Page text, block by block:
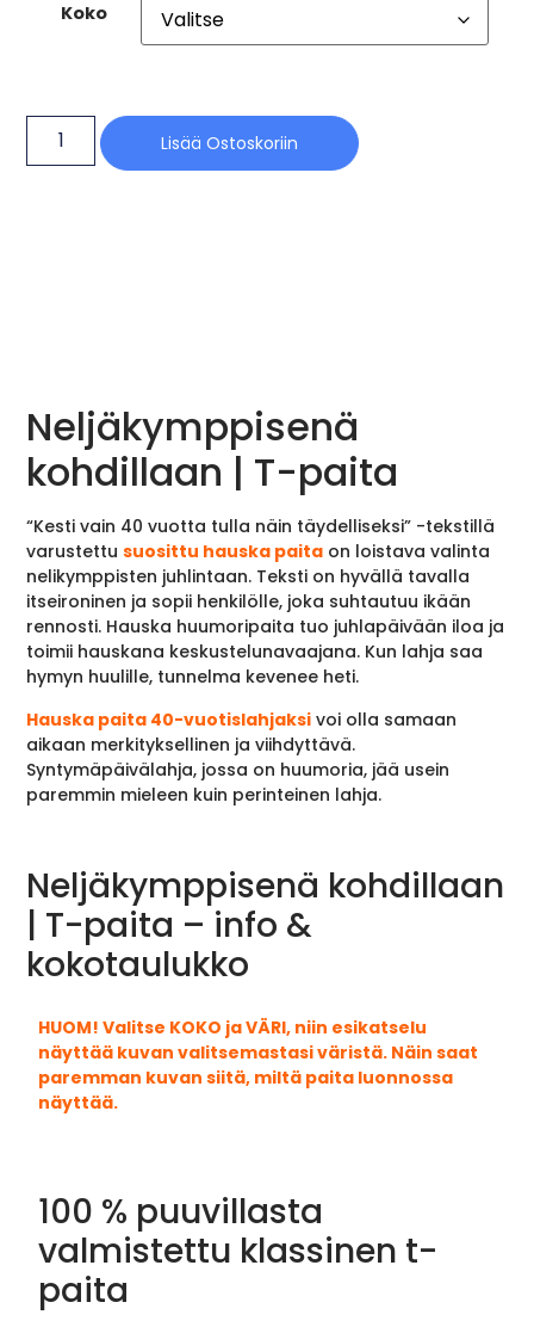
Koko
Lisää Ostoskoriin
Neljäkymppisenä
kohdillaan | T-paita
“Kesti vain 40 vuotta tulla näin täydelliseksi” -tekstillä
varustettusuosittu hauska paita on loistava valinta
nelikymppisten juhlintaan. Teksti on hyvällä tavalla
itseironinen ja sopii henkilölle, joka suhtautuu ikään
rennosti. Hauska huumoripaita tuo juhlapäivään iloa ja
toimii hauskana keskustelunavaajana. Kun lahja saa
hymyn huulille, tunnelma kevenee heti.
Hauska paita 40-vuotislahjaksi voi olla samaan
aikaan merkityksellinen ja viihdyttävä.
Syntymäpäivälahja, jossa on huumoria, jää usein
paremmin mieleen kuin perinteinen lahja.
Neljäkymppisenä kohdillaan
| T-paita – info &
kokotaulukko
HUOM! Valitse KOKO ja VÄRI, niin esikatselu
näyttää kuvan valitsemastasi väristä. Näin saat
paremman kuvan siitä, miltä paita luonnossa
näyttää.
100 % puuvillasta
valmistettu klassinen t-
paita